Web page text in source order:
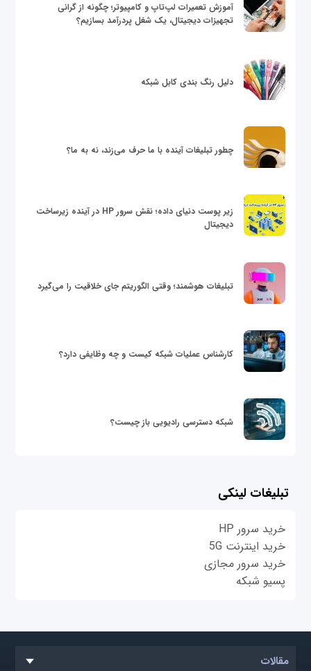
آموزش تعمیرات لپ‌تاپ و کامپیوتر؛ چگونه از گرانی
تجهیزات دیجیتال، یک شغل پردرآمد بسازیم؟
دلیل رنگ بندی کابل شبکه
چطور تبلیغات آینده با ما حرف می‌زند، نه به ما؟
زیر پوست دنیای داده؛ نقش سرور HP در آینده زیرساخت
دیجیتال
تبلیغات هوشمند؛ وقتی الگوریتم جای خلاقیت را می‌گیرد
کارشناس عملیات شبکه کیست و چه وظایفی دارد؟
شبکه دسترسی رادیویی باز چیست؟
تبلیغات لینکی
خرید سرور HP
خرید اینترنت 5G
خرید سرور مجازی
پسیو شبکه
مقالات